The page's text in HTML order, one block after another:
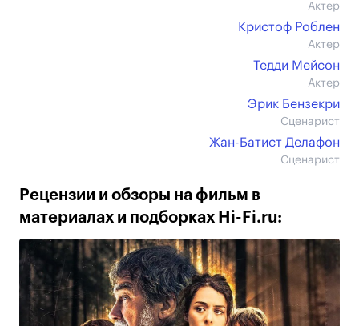
Актер
Кристоф Рoблен
Актер
Тедди Мейсон
Актер
Эрик Бензекри
Сценарист
Жан-Батист Делафон
Сценарист
Рецензии и обзоры на фильм в
материалах и подборках Hi-Fi.ru: